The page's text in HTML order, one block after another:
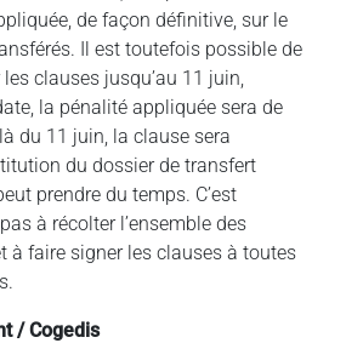
de façon définitive, sur le
Il est toutefois possible de
clauses jusqu’au 11 juin,
la pénalité appliquée sera de
du 11 juin, la clause sera
du dossier de transfert
prendre du temps. C’est
à récolter l’ensemble des
à faire signer les clauses à toutes
/ Cogedis